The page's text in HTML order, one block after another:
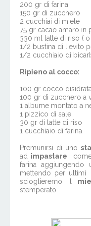
200 gr di farina
150 gr di zucchero
2 cucchiai di miele
75 gr cacao amaro in
330 ml latte di riso ( o
1/2 bustina di lievito
1/2 cucchiaio di
Ripieno al cocco:
100 gr cocco
100 gr di zucchero a
1 albume montato a
1 pizzico di sale
30 gr di latte di riso
1 cucchiaio di farina.
Premunirsi di uno
ad impastare
farina
mettendo per
scioglieremo il
stemperato.